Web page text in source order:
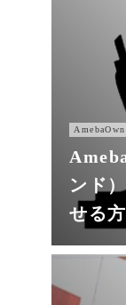
ンド
せる